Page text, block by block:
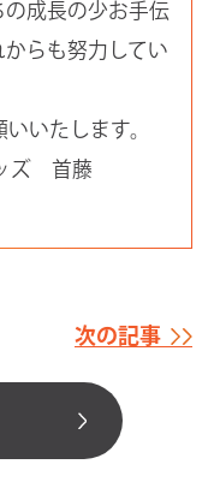
成長の少お手伝
らも努力してい
いたします。
ズ 首藤
次の記事